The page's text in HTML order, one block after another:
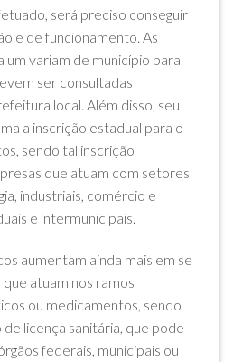
será preciso conseguir
e de funcionamento. As
um variam de município para
ser consultadas
local. Além disso, seu
a inscrição estadual para o
sendo tal inscrição
que atuam com setores
industriais, comércio e
e intermunicipais.
aumentam ainda mais em se
atuam nos ramos
ou medicamentos, sendo
licença sanitária, que pode
federais, municipais ou